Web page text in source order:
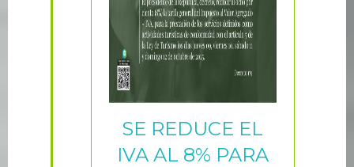
SE REDUCE EL
IVA AL 8% PARA